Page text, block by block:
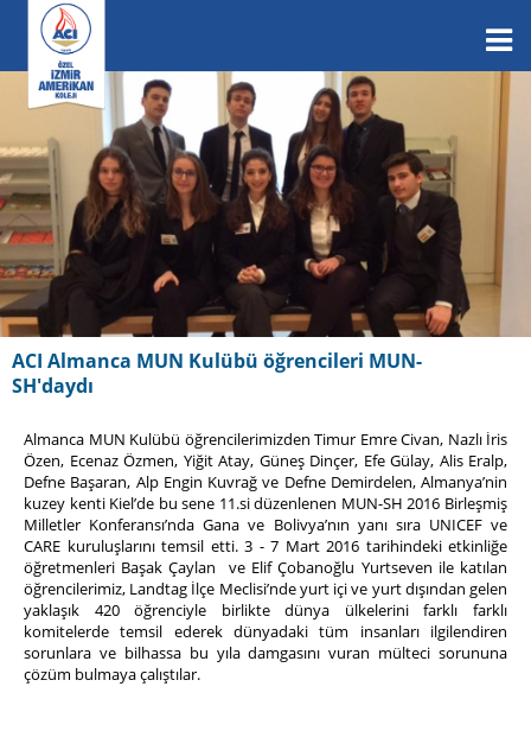
ACI Almanca MUN Kulübü öğrencileri MUN-
SH'daydı
Almanca MUN Kulübü öğrencilerimizden Timur Emre Civan, Nazlı İris
Özen, Ecenaz Özmen, Yiğit Atay, Güneş Dinçer, Efe Gülay, Alis Eralp,
Defne Başaran, Alp Engin Kuvrağ ve Defne Demirdelen, Almanya’nin
kuzey kenti Kiel’de bu sene 11.si düzenlenen MUN-SH 2016 Birleşmiş
Milletler Konferansı’nda Gana ve Bolivya’nın yanı sıra UNICEF ve
CARE kuruluşlarını temsil etti. 3 - 7 Mart 2016 tarihindeki etkinliğe
öğretmenleri Başak Çaylan ve Elif Çobanoğlu Yurtseven ile katılan
öğrencilerimiz, Landtag İlçe Meclisi’nde yurt içi ve yurt dışından gelen
yaklaşık 420 öğrenciyle birlikte dünya ülkelerini farklı farklı
komitelerde temsil ederek dünyadaki tüm insanları ilgilendiren
sorunlara ve bilhassa bu yıla damgasını vuran mülteci sorununa
çözüm bulmaya çalıştılar.